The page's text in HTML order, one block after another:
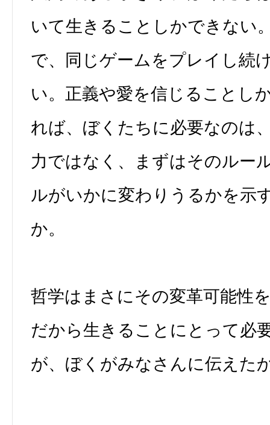
いて生きることしかできない
で、同じゲームをプレイし続
い。正義や愛を信じることし
れば、ぼくたちに必要なのは
力ではなく、まずはそのルー
ルがいかに変わりうるかを示
か。
哲学はまさにその変革可能性
だから生きることにとって必
が、ぼくがみなさんに伝えた